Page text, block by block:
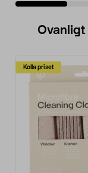
Ovanligt
Kolla priset